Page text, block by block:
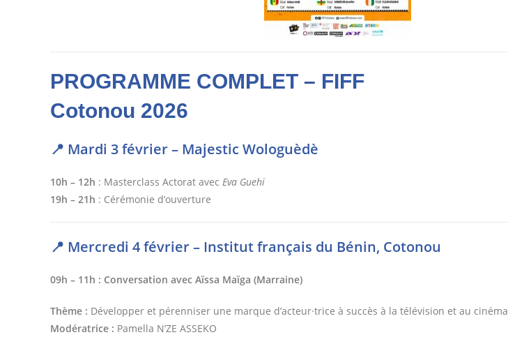
PROGRAMME COMPLET – FIFF
Cotonou 2026
📍 Mardi 3 février – Majestic Wologuèdè
10h – 12h : Masterclass Actorat avec Eva Guehi
19h – 21h : Cérémonie d’ouverture
📍 Mercredi 4 février – Institut français du Bénin, Cotonou
09h – 11h : Conversation avec Aïssa Maïga (Marraine)
Thème : Développer et pérenniser une marque d’acteur·trice à succès à la télévision et au cinéma
Modératrice : Pamella N’ZE ASSEKO